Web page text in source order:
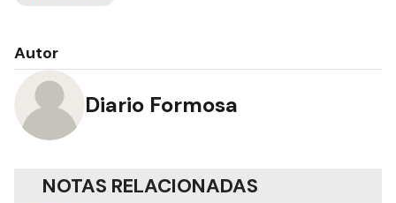
Autor
Diario Formosa
NOTAS RELACIONADAS